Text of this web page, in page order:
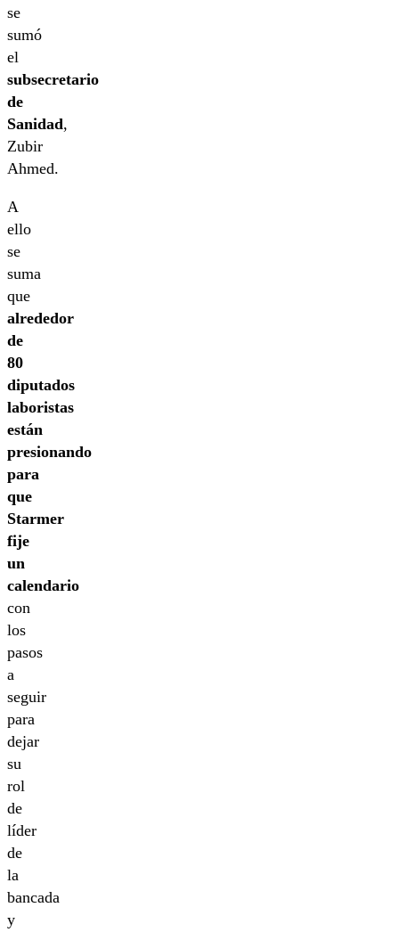
se
sumó
el
subsecretario
de
Sanidad,
Zubir
Ahmed.
A
ello
se
suma
que
alrededor
de
80
diputados
laboristas
están
presionando
para
que
Starmer
fije
un
calendario
con
los
pasos
a
seguir
para
dejar
su
rol
de
líder
de
la
bancada
y